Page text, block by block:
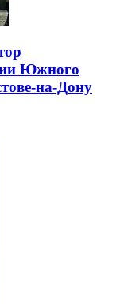
Южного
на-Дону